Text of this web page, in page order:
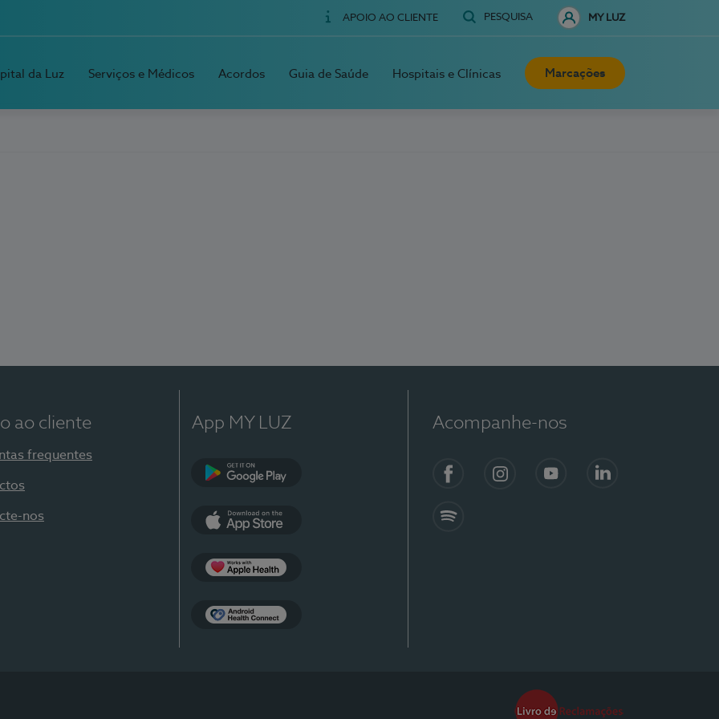
APOIO AO CLIENTE PESQUISA MY LUZ
da Luz Serviços e Médicos Acordos Guia de Saúde Hospitais e Clínicas Marcações
ao cliente
frequentes
nos
App MY LUZ Acompanhe-nos